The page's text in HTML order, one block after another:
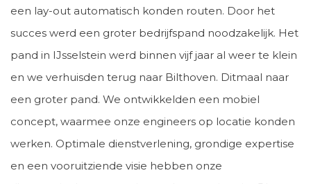
een lay-out automatisch konden routen. Door het
succes werd een groter bedrijfspand noodzakelijk. Het
pand in IJsselstein werd binnen vijf jaar al weer te klein
en we verhuisden terug naar Bilthoven. Ditmaal naar
een groter pand. We ontwikkelden een mobiel
concept, waarmee onze engineers op locatie konden
werken. Optimale dienstverlening, grondige expertise
en een vooruitziende visie hebben onze